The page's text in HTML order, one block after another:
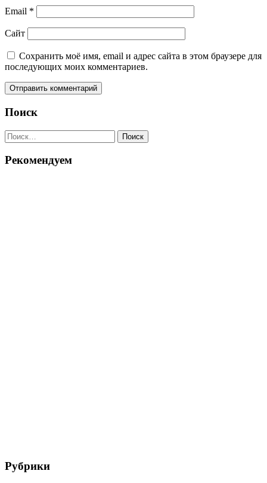
Email *
Сайт
Сохранить моё имя, email и адрес сайта в этом браузере для
последующих моих комментариев.
Поиск
Найти:
Рекомендуем
Рубрики